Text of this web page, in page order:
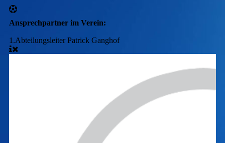
Ansprechpartner im Verein:
1.Abteilungsleiter Patrick Ganghof